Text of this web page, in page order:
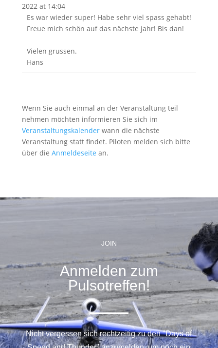
2022 at 14:04
Es war wieder super! Habe sehr viel spass gehabt!
Freue mich schön auf das nächste jahr! Bis dan!
Vielen grussen.
Hans
Wenn Sie auch einmal an der Veranstaltung teil
nehmen möchten informieren Sie sich im
Veranstaltungskalenderwann die nächste
Veranstaltung statt findet. Piloten melden sich bitte
über die Anmeldeseite an.
JOIN
Anmelden zum
Pulsotreffen!
Nicht vergessen sich rechtzeitig zu den "Days of